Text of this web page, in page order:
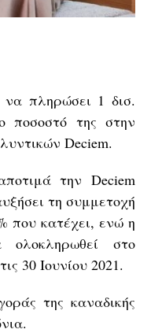
πληρώσει 1 δισ.
ποσοστό της στην
Deciem.
την Deciem
τη συμμετοχή
που κατέχει, ενώ η
στο
30 Ιουνίου 2021.
της καναδικής